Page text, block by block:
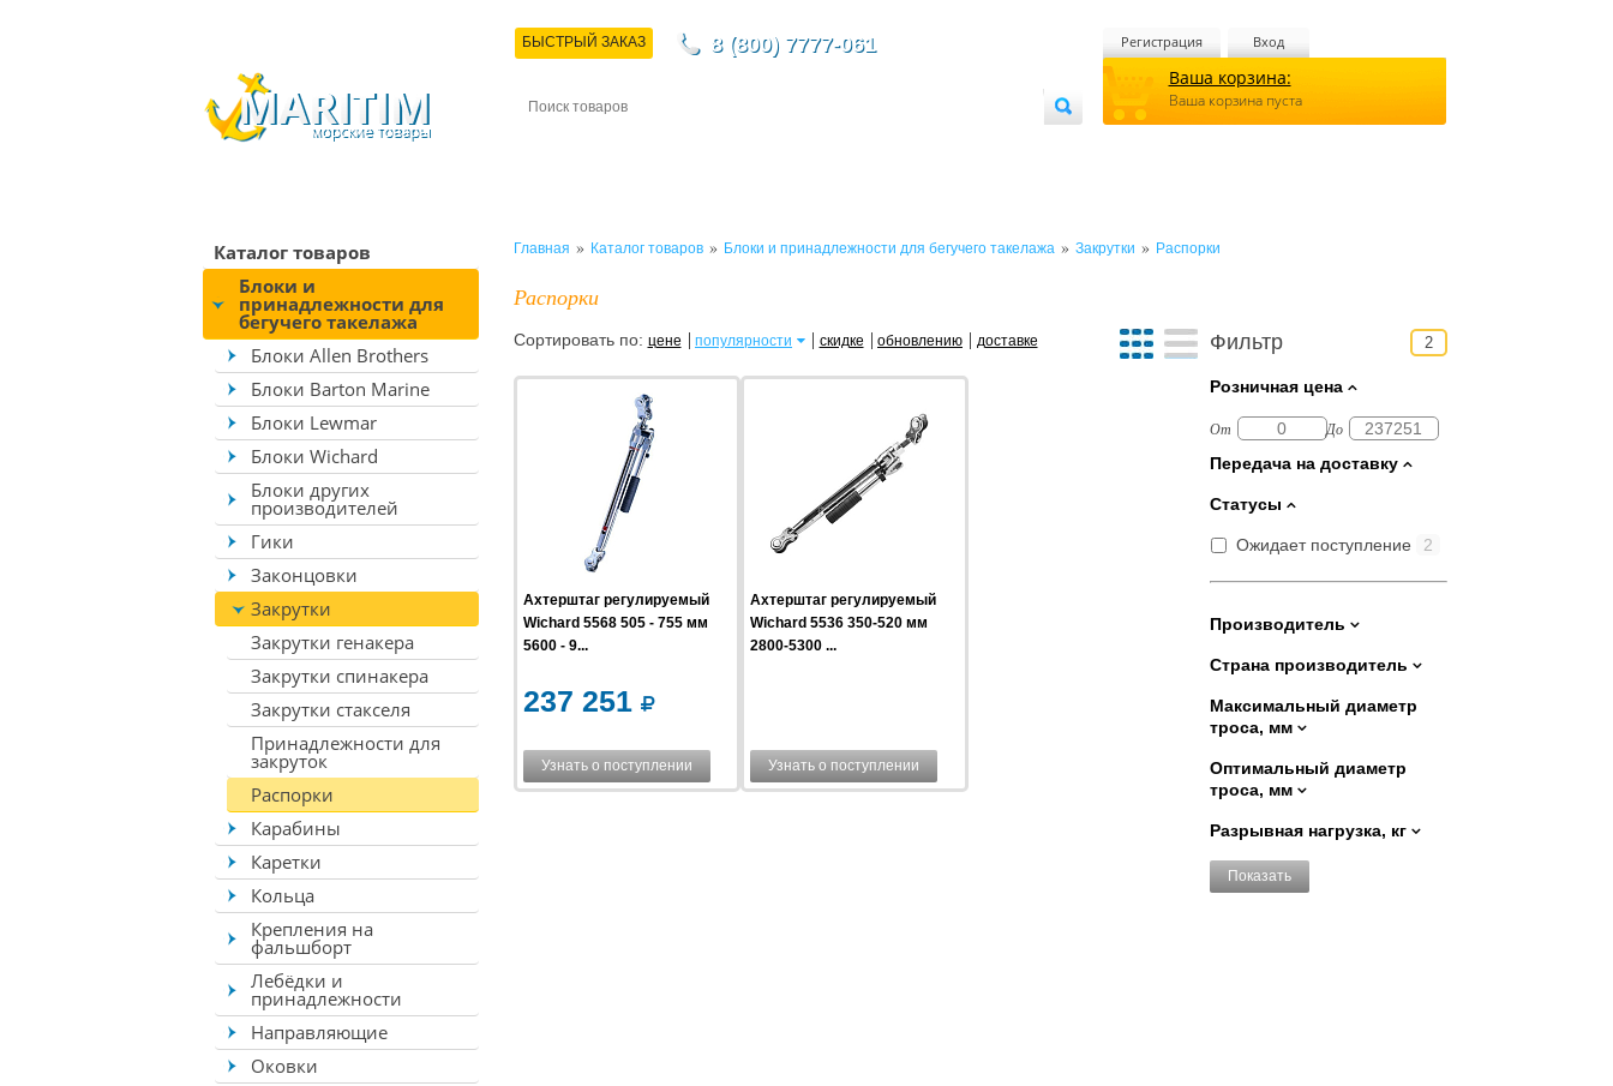
Регистрация Вход
Ваша корзина:
Ваша корзина пуста
БЫСТРЫЙ ЗАКАЗ 8 (800) 7777-061
Каталог товаров
Блоки и
принадлежности для
бегучего такелажа
Блоки Allen Brothers
Блоки Barton Marine
Блоки Lewmar
Блоки Wichard
Блоки других
производителей
Гики
Законцовки
Закрутки
Закрутки генакера
Закрутки спинакера
Закрутки стакселя
Принадлежности для
закруток
Распорки
Карабины
Каретки
Кольца
Крепления на
фальшборт
Лебёдки и
принадлежности
Направляющие
Оковки
Главная » Каталог товаров» Блоки и принадлежности для бегучего такелажа» Закрутки » Распорки
Распорки
Фильтр 2
Розничная цена
От До
Передача на доставку
Статусы
Ожидает поступление 2
Производитель
Страна производитель
Максимальный диаметр
троса, мм
Оптимальный диаметр
троса, мм
Разрывная нагрузка, кг
Показать
Сортировать по: цене популярности скидке обновлению доставке
Ахтерштаг регулируемый
Wichard 5568 505 - 755 мм
5600 - 9...
237 251
Узнать о поступлении
Ахтерштаг регулируемый
Wichard 5536 350-520 мм
2800-5300 ...
Узнать о поступлении